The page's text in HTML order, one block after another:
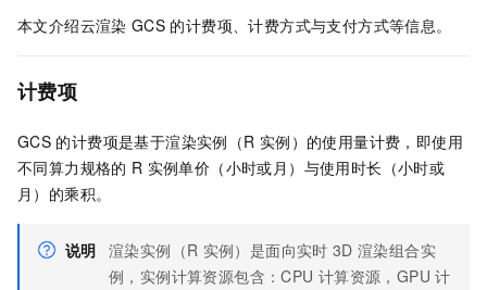
本文介绍云渲染 GCS 的计费项、计费方式与支付方式等信息。
计费项
GCS 的计费项是基于渲染实例（R 实例）的使用量计费，即使用
不同算力规格的 R 实例单价（小时或月）与使用时长（小时或
月）的乘积。
说明 渲染实例（R 实例）是面向实时 3D 渲染组合实
例，实例计算资源包含：CPU 计算资源，GPU 计